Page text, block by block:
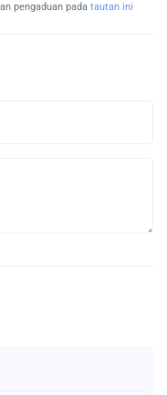
pengaduan pada tautan ini